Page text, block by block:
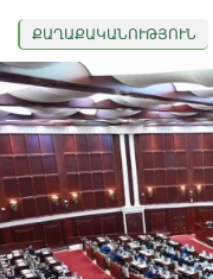
ՔԱՂԱՔԱԿԱՆՈՒԹՅՈՒՆ